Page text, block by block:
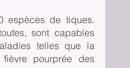
de tiques.
sont capables
telles que la
pourprée des